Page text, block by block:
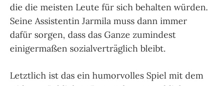
die die meisten Leute für sich behalten würden.
Seine Assistentin Jarmila muss dann immer
dafür sorgen, dass das Ganze zumindest
einigermaßen sozialverträglich bleibt.
Letztlich ist das ein humorvolles Spiel mit dem